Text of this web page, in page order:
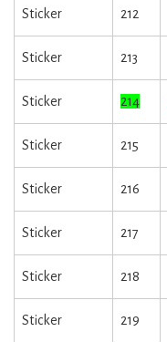
Sticker 212
Sticker 213
Sticker 214
Sticker 215
Sticker 216
Sticker 217
Sticker 218
Sticker 219